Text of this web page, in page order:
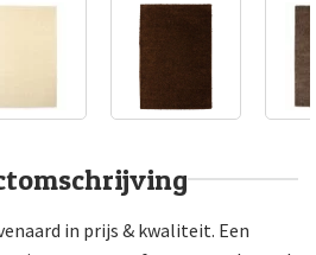
in prijs & kwaliteit. Een